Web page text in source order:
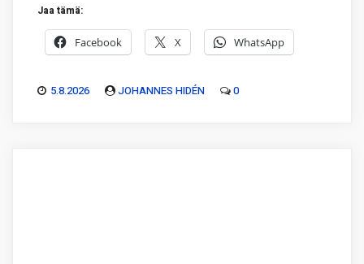
Jaa tämä:
Facebook X WhatsApp
5.8.2026 JOHANNES HIDÉN 0